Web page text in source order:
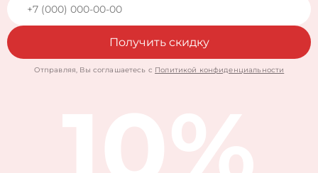
Получить скидку
Отправляя, Вы соглашаетесь с Политикой конфиденциальности